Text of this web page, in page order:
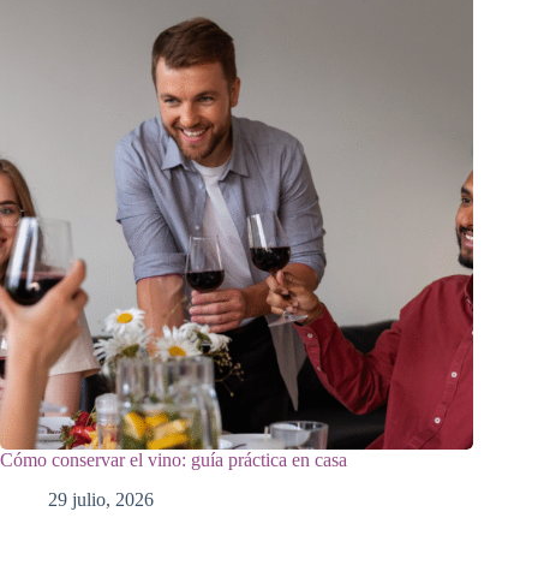
Cómo conservar el vino: guía práctica en casa
29 julio, 2026